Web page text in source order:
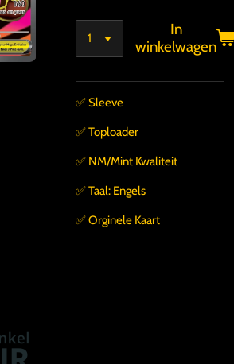
In
winkelwagen
✅️ Sleeve
✅️ Toploader
✅️ NM/Mint Kwaliteit
✅️ Taal: Engels
✅️ Orginele Kaart